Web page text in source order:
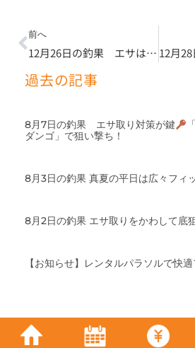
Prev
前へ
12月26日の釣果 エサはいろんなバリエーションを持っておくと良いですよ
過去の記事
8月7日の釣果 エサ取り対策が鍵
ダンゴ」で狙い撃ち！
8月3日の釣果 真夏の平日は広々フィ
8月2日の釣果 エサ取りをかわして底
【お知らせ】レンタルパラソルで快